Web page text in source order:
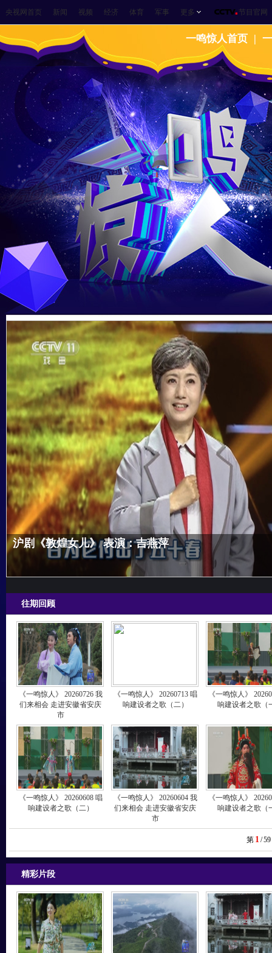
央视网首页 新闻 视频 经济 体育 军事 更多 节目官网
一鸣惊人首页 |
苏州评弹《少年游》表演：陆锦花
评剧《花为媒》 表演：杨蕾 张毓哲
沪剧《敦煌女儿》 表演：吉燕萍
往期回顾
《一鸣惊人》 20260726 我
们来相会 走进安徽省安庆
市
《一鸣惊人》 20260713 唱
响建设者之歌（二）
《一鸣惊人》
响建设者之歌（
《一鸣惊人》 20260608 唱
响建设者之歌（二）
《一鸣惊人》 20260604 我
们来相会 走进安徽省安庆
市
《一鸣惊人》
响建设者之歌（
第 1 /59
精彩片段